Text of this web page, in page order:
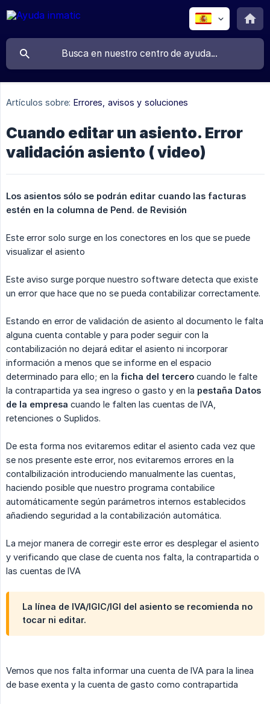
Artículos sobre: Errores, avisos y soluciones
Cuando editar un asiento. Error
validación asiento ( video)
Los asientos sólo se podrán editar cuando las facturas
estén en la columna de Pend. de Revisión
Este error solo surge en los conectores en los que se puede
visualizar el asiento
Este aviso surge porque nuestro software detecta que existe
un error que hace que no se pueda contabilizar correctamente.
Estando en error de validación de asiento al documento le falta
alguna cuenta contable y para poder seguir con la
contabilización no dejará editar el asiento ni incorporar
información a menos que se informe en el espacio
determinado para ello; en la ficha del tercero cuando le falte
la contrapartida ya sea ingreso o gasto y en la pestaña Datos
de la empresa cuando le falten las cuentas de IVA,
retenciones o Suplidos.
De esta forma nos evitaremos editar el asiento cada vez que
se nos presente este error, nos evitaremos errores en la
contalbilización introduciendo manualmente las cuentas,
haciendo posible que nuestro programa contabilice
automáticamente según parámetros internos establecidos
añadiendo seguridad a la contabilización automática.
La mejor manera de corregir este error es desplegar el asiento
y verificando que clase de cuenta nos falta, la contrapartida o
las cuentas de IVA
La línea de IVA/IGIC/IGI del asiento se recomienda no
tocar ni editar.
Vemos que nos falta informar una cuenta de IVA para la linea
de base exenta y la cuenta de gasto como contrapartida